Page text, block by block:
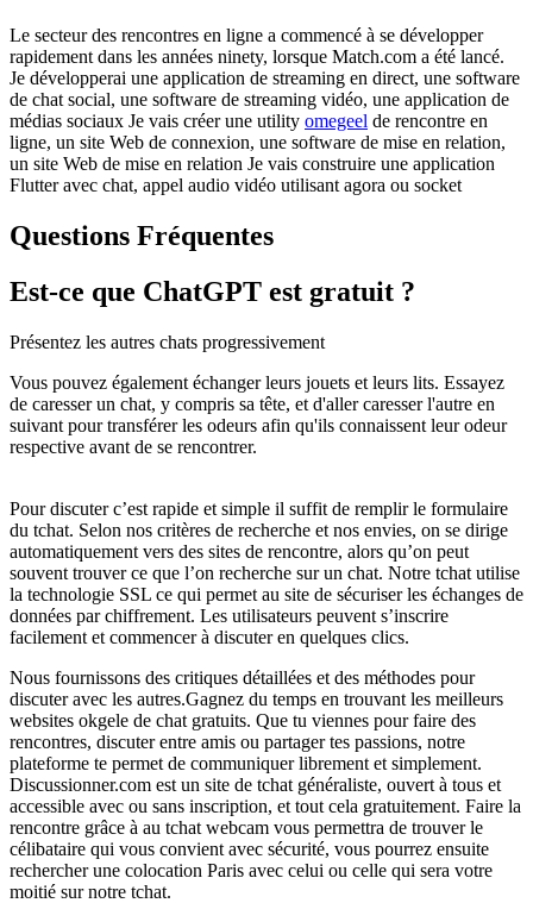
Le secteur des rencontres en ligne a commencé à se développer
rapidement dans les années ninety, lorsque Match.com a été lancé.
Je développerai une application de streaming en direct, une software
de chat social, une software de streaming vidéo, une application de
médias sociaux Je vais créer une utility omegeel de rencontre en
ligne, un site Web de connexion, une software de mise en relation,
un site Web de mise en relation Je vais construire une application
Flutter avec chat, appel audio vidéo utilisant agora ou socket
Questions Fréquentes
Est-ce que ChatGPT est gratuit ?
Présentez les autres chats progressivement
Vous pouvez également échanger leurs jouets et leurs lits. Essayez
de caresser un chat, y compris sa tête, et d'aller caresser l'autre en
suivant pour transférer les odeurs afin qu'ils connaissent leur odeur
respective avant de se rencontrer.
Pour discuter c’est rapide et simple il suffit de remplir le formulaire
du tchat. Selon nos critères de recherche et nos envies, on se dirige
automatiquement vers des sites de rencontre, alors qu’on peut
souvent trouver ce que l’on recherche sur un chat. Notre tchat utilise
la technologie SSL ce qui permet au site de sécuriser les échanges de
données par chiffrement. Les utilisateurs peuvent s’inscrire
facilement et commencer à discuter en quelques clics.
Nous fournissons des critiques détaillées et des méthodes pour
discuter avec les autres.Gagnez du temps en trouvant les meilleurs
websites okgele de chat gratuits. Que tu viennes pour faire des
rencontres, discuter entre amis ou partager tes passions, notre
plateforme te permet de communiquer librement et simplement.
Discussionner.com est un site de tchat généraliste, ouvert à tous et
accessible avec ou sans inscription, et tout cela gratuitement. Faire la
rencontre grâce à au tchat webcam vous permettra de trouver le
célibataire qui vous convient avec sécurité, vous pourrez ensuite
rechercher une colocation Paris avec celui ou celle qui sera votre
moitié sur notre tchat.